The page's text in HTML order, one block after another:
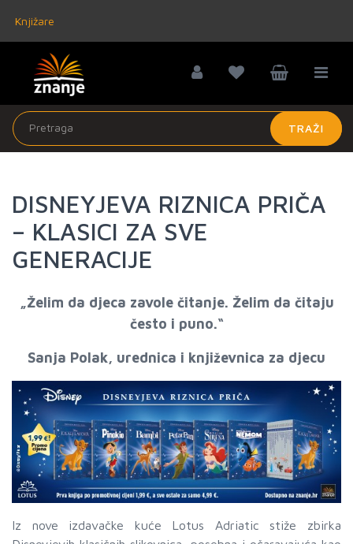
Knjižare
TRAŽI
DISNEYJEVA RIZNICA PRIČA
– KLASICI ZA SVE
GENERACIJE
„Želim da djeca zavole čitanje. Želim da čitaju
često i puno.“
Sanja Polak, urednica i književnica za djecu
Iz nove izdavačke kuće Lotus Adriatic stiže zbirka